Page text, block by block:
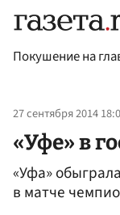
Покушение на
27 сентября 2014
«Уфе» в
«Уфа»
в матче